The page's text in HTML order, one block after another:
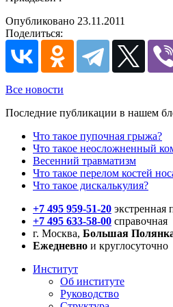
Опубликовано 23.11.2011
Поделиться:
Все новости
Последние публикации в нашем
Что такое пупочная грыжа?
Что такое неосложненный
Весенний травматизм
Что такое перелом костей
Что такое дискалькулия?
+7 495 959-51-20 экстренная
+7 495 633-58-00 справочная
г. Москва, Большая
Ежедневно и круглосуточно
Институт
Об институте
Руководство